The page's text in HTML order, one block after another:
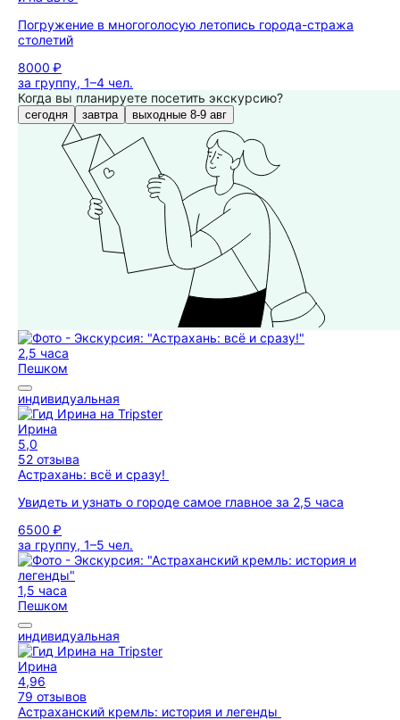
Погружение в многоголосую летопись города-стража
столетий
8000 ₽
за группу, 1–4 чел.
Когда вы планируете посетить экскурсию?
сегодня завтра выходные 8-9 авг
2,5 часа
Пешком
индивидуальная
Ирина
5,0
52 отзыва
Астрахань: всё и сразу!
Увидеть и узнать о городе самое главное за 2,5 часа
6500 ₽
за группу, 1–5 чел.
1,5 часа
Пешком
индивидуальная
Ирина
4,96
79 отзывов
Астраханский кремль: история и легенды